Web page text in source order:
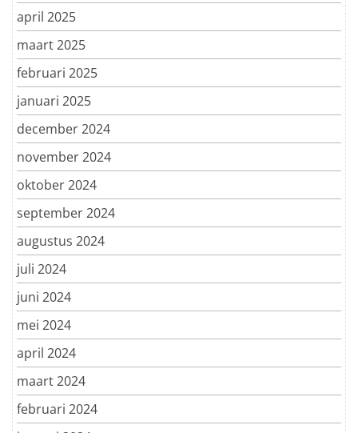
april 2025
maart 2025
februari 2025
januari 2025
december 2024
november 2024
oktober 2024
september 2024
augustus 2024
juli 2024
juni 2024
mei 2024
april 2024
maart 2024
februari 2024